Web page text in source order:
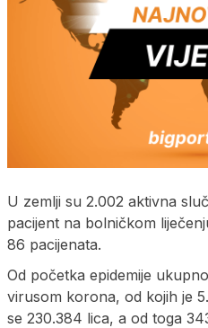
U zemlji su 2.002 aktivna
pacijent na bolničkom
86 pacijenata.
Od početka epidemije
virusom korona, od kojih je
se 230.384 lica, a od toga